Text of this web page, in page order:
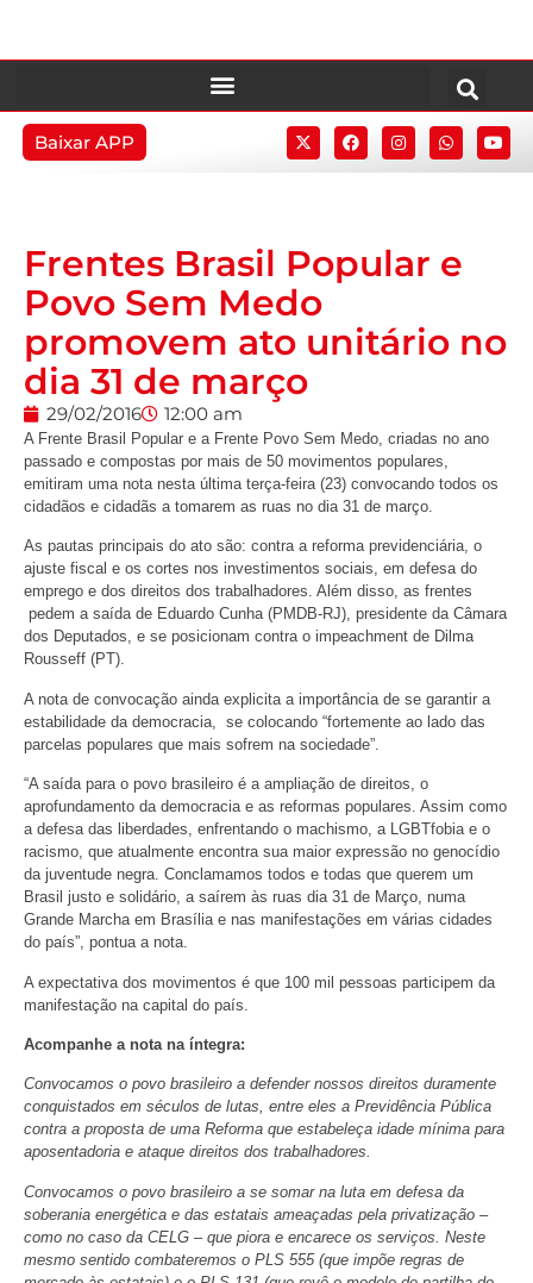
Baixar APP
Frentes Brasil Popular e
Povo Sem Medo
promovem ato unitário no
dia 31 de março
29/02/2016 12:00 am
A Frente Brasil Popular e a Frente Povo Sem Medo, criadas no ano
passado e compostas por mais de 50 movimentos populares,
emitiram uma nota nesta última terça-feira (23) convocando todos os
cidadãos e cidadãs a tomarem as ruas no dia 31 de março.
As pautas principais do ato são: contra a reforma previdenciária, o
ajuste fiscal e os cortes nos investimentos sociais, em defesa do
emprego e dos direitos dos trabalhadores. Além disso, as frentes
pedem a saída de Eduardo Cunha (PMDB-RJ), presidente da Câmara
dos Deputados, e se posicionam contra o impeachment de Dilma
Rousseff (PT).
A nota de convocação ainda explicita a importância de se garantir a
estabilidade da democracia, se colocando “fortemente ao lado das
parcelas populares que mais sofrem na sociedade”.
“A saída para o povo brasileiro é a ampliação de direitos, o
aprofundamento da democracia e as reformas populares. Assim como
a defesa das liberdades, enfrentando o machismo, a LGBTfobia e o
racismo, que atualmente encontra sua maior expressão no genocídio
da juventude negra. Conclamamos todos e todas que querem um
Brasil justo e solidário, a saírem às ruas dia 31 de Março, numa
Grande Marcha em Brasília e nas manifestações em várias cidades
do país”, pontua a nota.
A expectativa dos movimentos é que 100 mil pessoas participem da
manifestação na capital do país.
Acompanhe a nota na íntegra:
Convocamos o povo brasileiro a defender nossos direitos duramente
conquistados em séculos de lutas, entre eles a Previdência Pública
contra a proposta de uma Reforma que estabeleça idade mínima para
aposentadoria e ataque direitos dos trabalhadores.
Convocamos o povo brasileiro a se somar na luta em defesa da
soberania energética e das estatais ameaçadas pela privatização –
como no caso da CELG – que piora e encarece os serviços. Neste
mesmo sentido combateremos o PLS 555 (que impõe regras de